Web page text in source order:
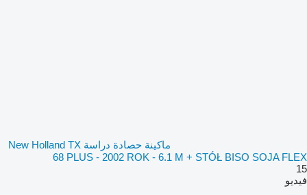
ماكينة حصادة دراسة New Holland TX
68 PLUS - 2002 ROK - 6.1 M + STÓŁ BISO SOJA FLEX
15
فيديو